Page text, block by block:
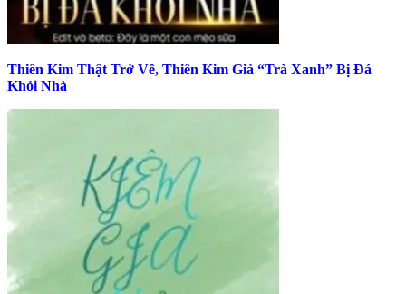
Thiên Kim Thật Trở Về, Thiên Kim Giả “Trà Xanh” Bị Đá
Khỏi Nhà